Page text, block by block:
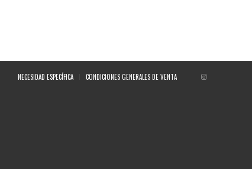
NECESIDAD ESPECÍFICA CONDICIONES GENERALES DE VENTA